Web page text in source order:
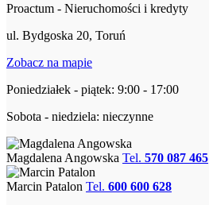
Proactum - Nieruchomości i kredyty
ul. Bydgoska 20, Toruń
Zobacz na mapie
Poniedziałek - piątek: 9:00 - 17:00
Sobota - niedziela: nieczynne
Magdalena Angowska Tel. 570 087 465
Marcin Patalon Tel. 600 600 628